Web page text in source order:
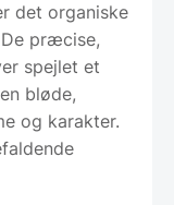
det organiske
præcise,
spejlet et
bløde,
og karakter.